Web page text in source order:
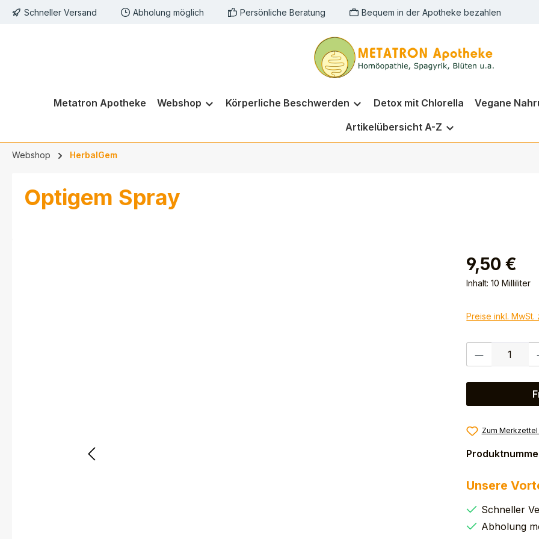
Zur Hauptnavigation springen
Schneller Versand Abholung möglich Persönliche Beratung Bequem in der Apotheke bezahlen
Metatron Apotheke Webshop Körperliche Beschwerden Detox mit Chlorella
Vegane
Artikelübersicht A-Z
Webshop HerbalGem
Optigem Spray
9,50 €
Inhalt:10 Milliliter
Preise inkl.
Produkt
Zum
Unsere
Schneller
Abholung